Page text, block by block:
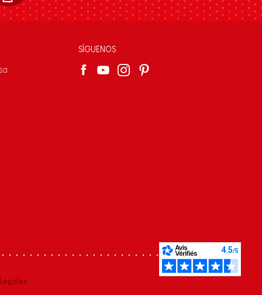
Personnalisez vos préférences pour
SÍGUENOS